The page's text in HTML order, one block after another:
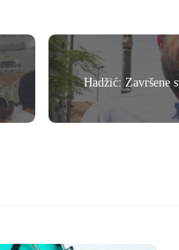
Hadžić: Završene